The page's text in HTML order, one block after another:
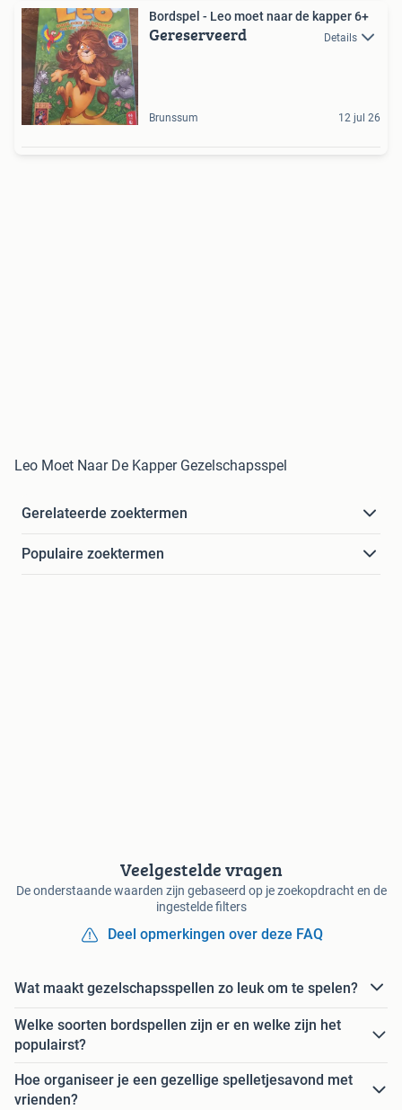
Bordspel - Leo moet naar de kapper 6+
Gereserveerd Details
Brunssum 12 jul 26
Leo Moet Naar De Kapper Gezelschapsspel
Gerelateerde zoektermen
Populaire zoektermen
Veelgestelde vragen
De onderstaande waarden zijn gebaseerd op je zoekopdracht en de
ingestelde filters
Deel opmerkingen over deze FAQ
Wat maakt gezelschapsspellen zo leuk om te spelen?
Welke soorten bordspellen zijn er en welke zijn het
populairst?
Hoe organiseer je een gezellige spelletjesavond met
vrienden?